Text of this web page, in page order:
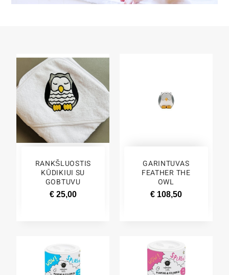
RANKŠLUOSTIS
KŪDIKIUI SU
GOBTUVU
€ 25,00
GARINTUVAS
FEATHER THE
OWL
€ 108,50